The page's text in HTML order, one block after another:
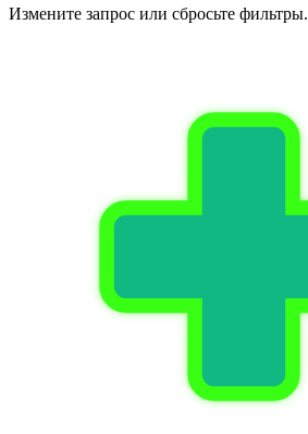
Измените запрос или сбросьте фильтры.